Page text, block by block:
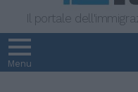
Il portale
Menu